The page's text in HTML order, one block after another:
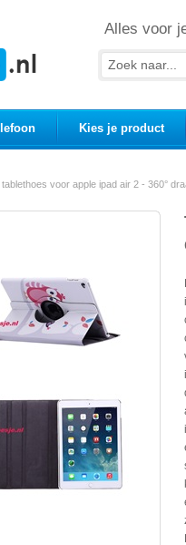
Alles voor
Kies je product
tablethoes voor apple ipad air 2 - 360°